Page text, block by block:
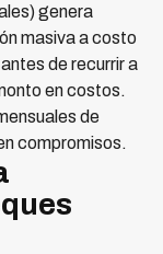
genera
masiva a costo
de recurrir a
en costos.
de
compromisos.